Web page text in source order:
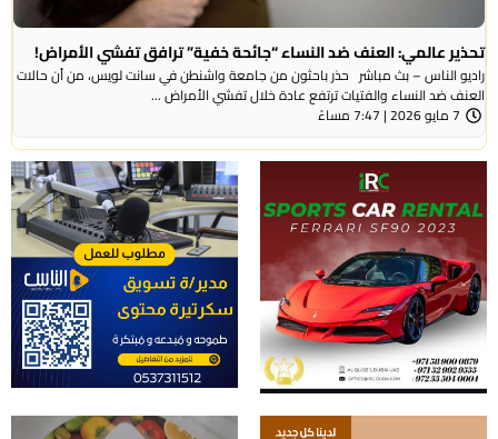
تحذير عالمي: العنف ضد النساء “جائحة خفية” ترافق تفشي الأمراض!
راديو الناس – بث مباشر حذر باحثون من جامعة واشنطن في سانت لويس، من أن حالات
العنف ضد النساء والفتيات ترتفع عادة خلال تفشي الأمراض ...
7 مايو 2026 | 7:47 مساءً